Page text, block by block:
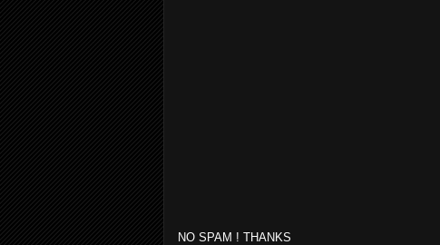
NO SPAM ! THANKS